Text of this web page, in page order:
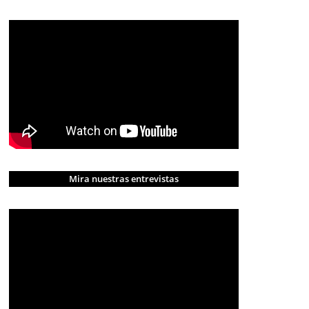
Mira nuestras entrevistas